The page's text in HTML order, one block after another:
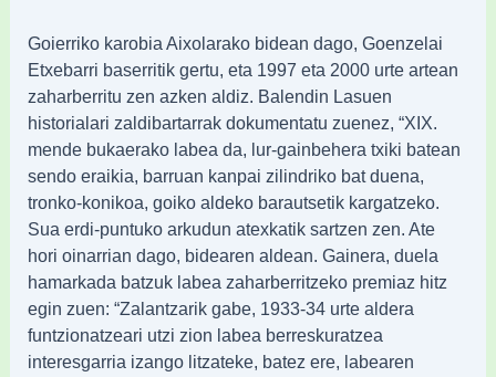
Goierriko karobia Aixolarako bidean dago, Goenzelai
Etxebarri baserritik gertu, eta 1997 eta 2000 urte artean
zaharberritu zen azken aldiz. Balendin Lasuen
historialari zaldibartarrak dokumentatu zuenez, “XIX.
mende bukaerako labea da, lur-gainbehera txiki batean
sendo eraikia, barruan kanpai zilindriko bat duena,
tronko-konikoa, goiko aldeko barautsetik kargatzeko.
Sua erdi-puntuko arkudun atexkatik sartzen zen. Ate
hori oinarrian dago, bidearen aldean. Gainera, duela
hamarkada batzuk labea zaharberritzeko premiaz hitz
egin zuen: “Zalantzarik gabe, 1933-34 urte aldera
funtzionatzeari utzi zion labea berreskuratzea
interesgarria izango litzateke, batez ere, labearen